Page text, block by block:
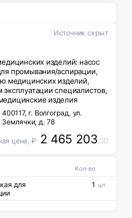
Источник скрыт
изделий: насос
промывания/аспирации,
медицинских изделий,
специалистов,
изделия
400117, г. Волгоград, ул.
Землячки, д. 78
цена, ₽ 2 465 203.00
Кол-во
для
1 шт